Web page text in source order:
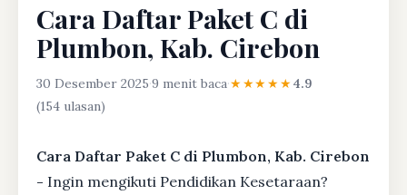
Cara Daftar Paket C di
Plumbon, Kab. Cirebon
30 Desember 2025·9 menit baca·★★★★★4.9
(154 ulasan)
Cara Daftar Paket C di Plumbon, Kab. Cirebon
- Ingin mengikuti Pendidikan Kesetaraan?